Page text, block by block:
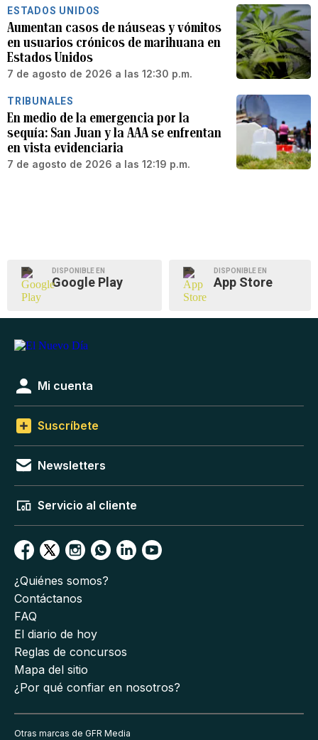
ESTADOS UNIDOS
Aumentan casos de náuseas y vómitos
en usuarios crónicos de marihuana en
Estados Unidos
7 de agosto de 2026 a las 12:30 p.m.
TRIBUNALES
En medio de la emergencia por la
sequía: San Juan y la AAA se enfrentan
en vista evidenciaria
7 de agosto de 2026 a las 12:19 p.m.
DISPONIBLE EN
Google Play
DISPONIBLE EN
App Store
Mi cuenta
Suscríbete
Newsletters
Servicio al cliente
¿Quiénes somos?
Contáctanos
FAQ
El diario de hoy
Reglas de concursos
Mapa del sitio
¿Por qué confiar en nosotros?
Otras marcas de GFR Media